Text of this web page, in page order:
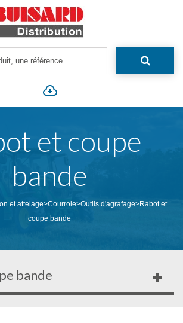
et coupe
bande
et attelage>Courroie>Outils d'agrafage>Rabot et
coupe bande
bande